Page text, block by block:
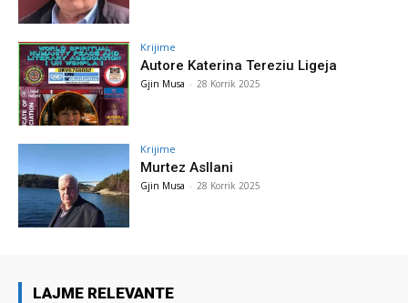
Krijime
Autore Katerina Tereziu Ligeja
Gjin Musa - 28 Korrik 2025
Krijime
Murtez Asllani
Gjin Musa - 28 Korrik 2025
LAJME RELEVANTE